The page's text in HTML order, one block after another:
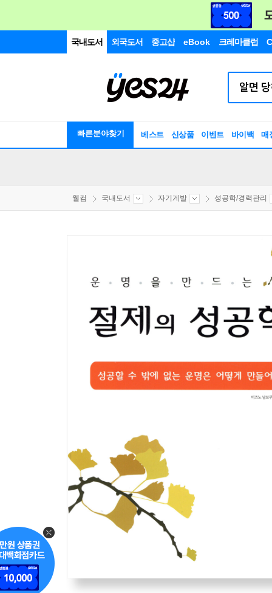
국내도서 외국도서 중고샵 eBook 크레마클럽
빠른분야찾기 베스트 신상품 이벤트 바이백 매
웰컴 국내도서 자기계발 성공학/경력관리